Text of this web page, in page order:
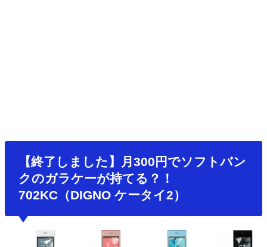
【終了しました】月300円でソフトバン
クのガラケーが持てる？！
702KC（DIGNO ケータイ2）